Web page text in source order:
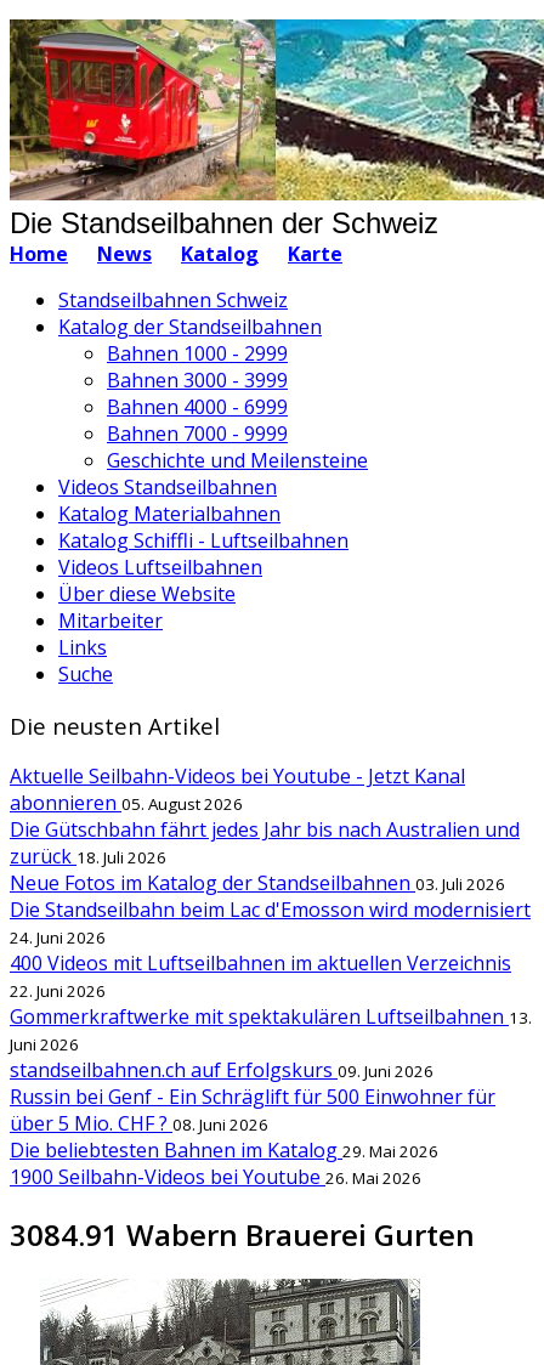
Die Standseilbahnen der Schweiz
Home News Katalog
Karte
Standseilbahnen Schweiz
Katalog der Standseilbahnen
Bahnen 1000 - 2999
Bahnen 3000 - 3999
Bahnen 4000 - 6999
Bahnen 7000 - 9999
Geschichte und Meilensteine
Videos Standseilbahnen
Katalog Materialbahnen
Katalog Schiffli - Luftseilbahnen
Videos Luftseilbahnen
Über diese Website
Mitarbeiter
Links
Suche
Die neusten Artikel
Aktuelle Seilbahn-Videos bei Youtube - Jetzt Kanal
abonnieren 05. August 2026
Die Gütschbahn fährt jedes Jahr bis nach Australien und
zurück 18. Juli 2026
Neue Fotos im Katalog der Standseilbahnen 03. Juli 2026
Die Standseilbahn beim Lac d'Emosson wird modernisiert
24. Juni 2026
400 Videos mit Luftseilbahnen im aktuellen Verzeichnis
22. Juni 2026
Gommerkraftwerke mit spektakulären Luftseilbahnen 13.
Juni 2026
standseilbahnen.ch auf Erfolgskurs 09. Juni 2026
Russin bei Genf - Ein Schräglift für 500 Einwohner für
über 5 Mio. CHF ? 08. Juni 2026
Die beliebtesten Bahnen im Katalog 29. Mai 2026
1900 Seilbahn-Videos bei Youtube 26. Mai 2026
3084.91 Wabern Brauerei Gurten